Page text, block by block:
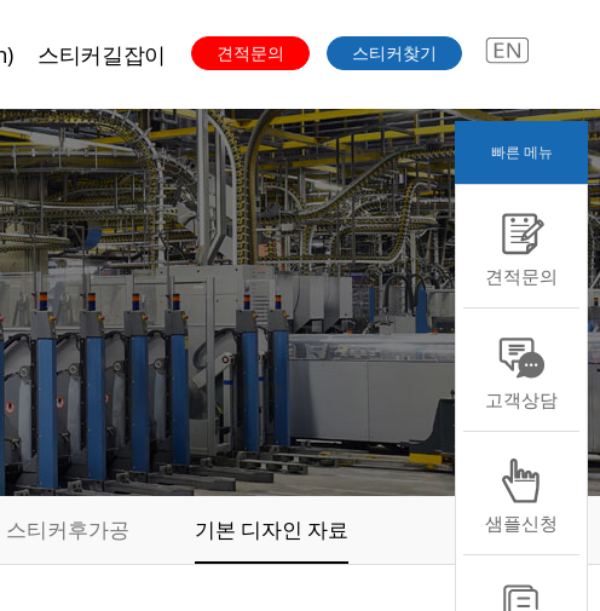
견적문의 스티커찾기
스티커길잡이
주문과정
색도수
스티커용도
스티커용지
스티커형태
스티커후가공
기본디자인자료
스티커후가공 기본 디자인 자료
빠른 메뉴
견적문의
고객상담
샘플신청